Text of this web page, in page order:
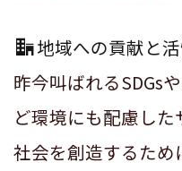
地域への貢献と
昨今叫ばれるSDGs
ど環境にも配慮し
社会を創造するた